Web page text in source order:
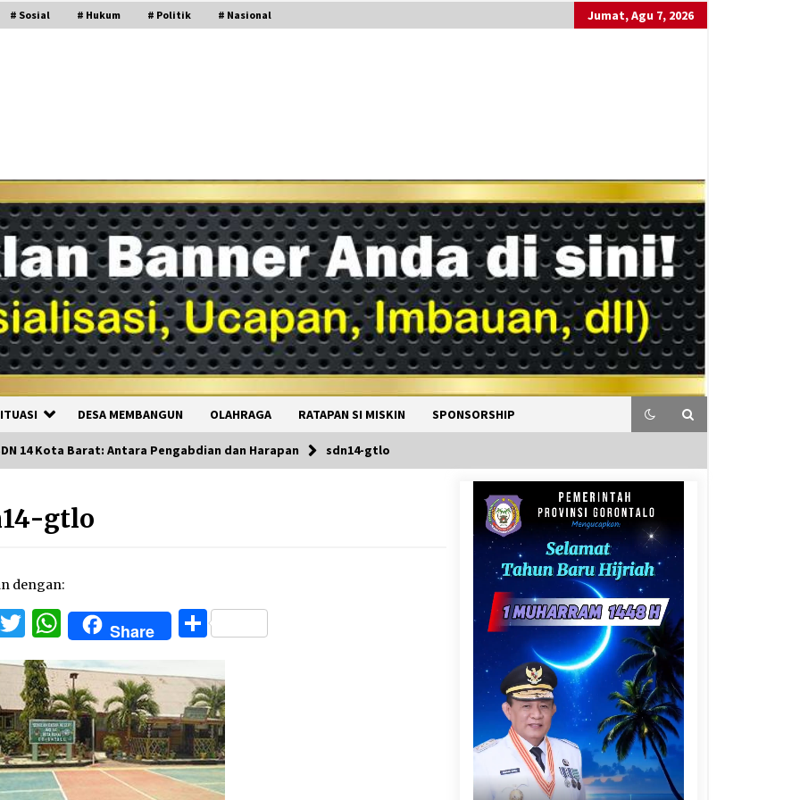
# Sosial # Hukum # Politik # Nasional Jumat, Agu 7, 2026
DESA MEMBANGUN OLAHRAGA RATAPAN SI MISKIN SPONSORSHIP
14 Kota Barat: Antara Pengabdian dan Harapan sdn14-gtlo
gtlo
dengan:
Twitter
WhatsApp
Share Share